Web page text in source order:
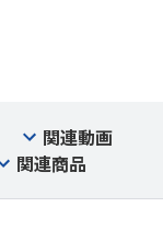
関連動画
関連商品